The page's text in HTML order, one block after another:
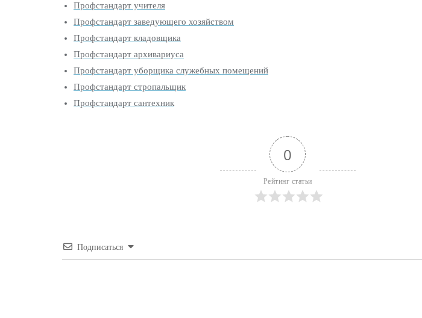
Профстандарт учителя
Профстандарт заведующего хозяйством
Профстандарт кладовщика
Профстандарт архивариуса
Профстандарт уборщика служебных помещений
Профстандарт стропальщик
Профстандарт сантехник
0
Рейтинг статьи
Подписаться